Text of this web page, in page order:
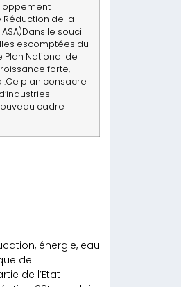
Réduction de la
le souci
escomptées du
National de
forte,
plan consacre
cadre
énergie, eau
de
de l’Etat